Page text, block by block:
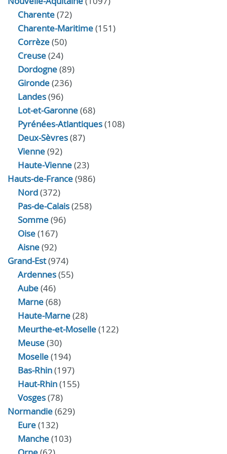
Charente(72)
Charente-Maritime(151)
Corrèze(50)
Creuse(24)
Dordogne(89)
Gironde(236)
Landes(96)
Lot-et-Garonne(68)
Pyrénées-Atlantiques(108)
Deux-Sèvres(87)
Vienne(92)
Haute-Vienne(23)
Hauts-de-France(986)
Nord(372)
Pas-de-Calais(258)
Somme(96)
Oise(167)
Aisne(92)
Grand-Est(974)
Ardennes(55)
Aube(46)
Marne(68)
Haute-Marne(28)
Meurthe-et-Moselle(122)
Meuse(30)
Moselle(194)
Bas-Rhin(197)
Haut-Rhin(155)
Vosges(78)
Normandie(629)
Eure(132)
Manche(103)